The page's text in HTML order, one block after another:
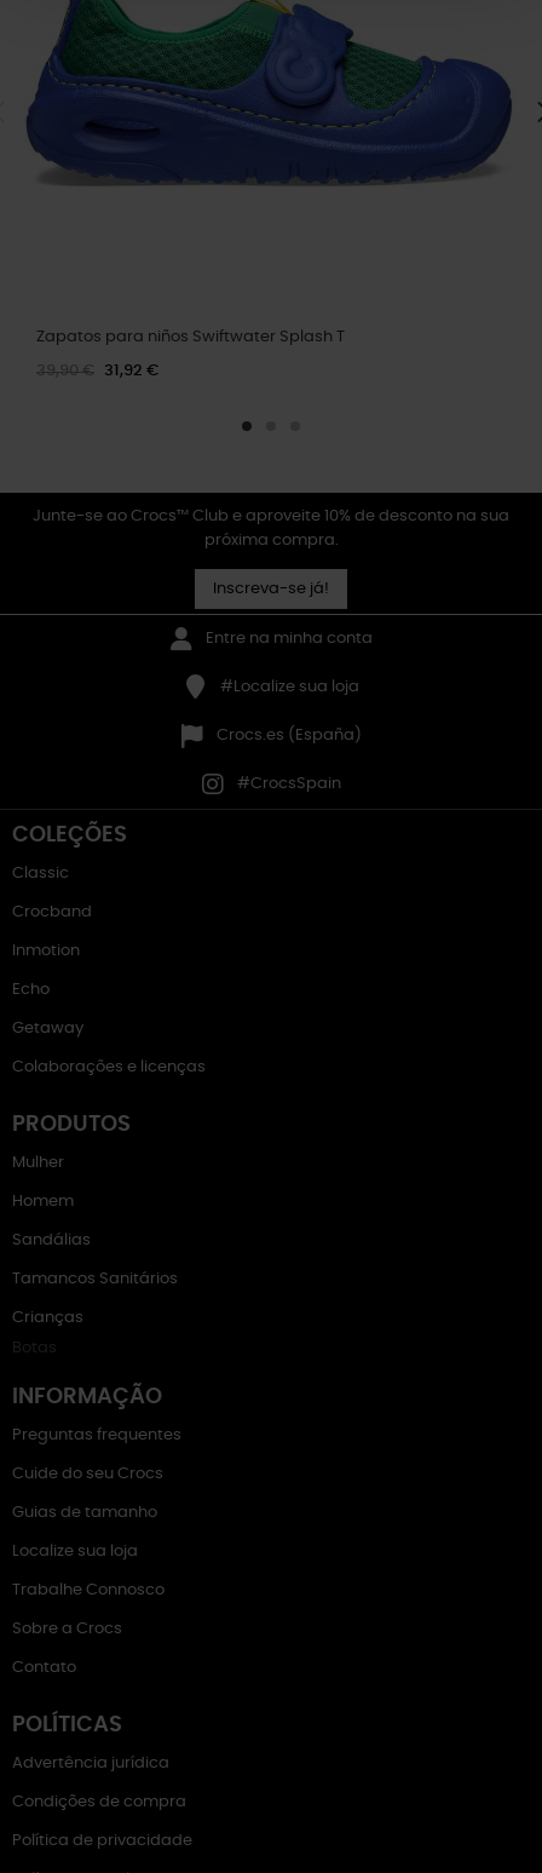
Zapatos para niños Swiftwater Splash T
39,90 € 31,92 €
Junte-se ao Crocs™ Club e aproveite 10% de desconto na sua
próxima compra.
Inscreva-se já!
Entre na minha conta
#Localize sua loja
Crocs.es (España)
#CrocsSpain
COLEÇÕES
Classic
Crocband
Inmotion
Echo
Getaway
Colaborações e licenças
PRODUTOS
Mulher
Homem
Sandálias
Tamancos Sanitários
Crianças
Botas
INFORMAÇÃO
Preguntas frequentes
Cuide do seu Crocs
Guias de tamanho
Localize sua loja
Trabalhe Connosco
Sobre a Crocs
Contato
POLÍTICAS
Advertência jurídica
Condições de compra
Política de privacidade